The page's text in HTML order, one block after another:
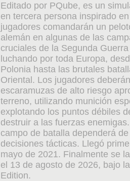
Editado por PQube, es un
en tercera persona inspirado
jugadores comandarán un
alemán en algunas de las
cruciales de la Segunda
luchando por toda Europa,
Polonia hasta las brutales
Oriental. Los jugadores
escaramuzas de alto riesgo
terreno, utilizando munición
explotando los puntos débiles
destruir a las fuerzas
campo de batalla dependerá
decisiones tácticas. Llegó
mayo de 2021. Finalmente se
el 13 de agosto de 2026, bajo
Edition.